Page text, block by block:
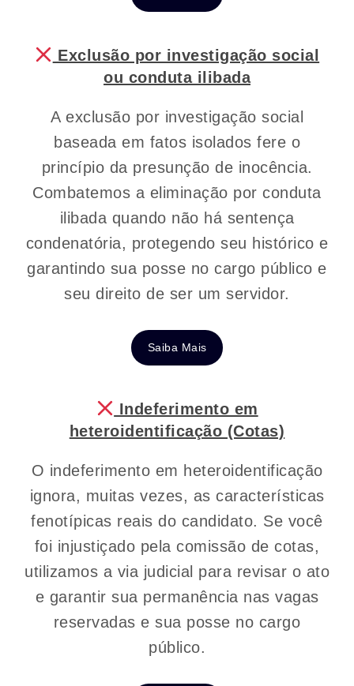
Exclusão por investigação social
ou conduta ilibada
A exclusão por investigação social
baseada em fatos isolados fere o
princípio da presunção de inocência.
Combatemos a eliminação por conduta
ilibada quando não há sentença
condenatória, protegendo seu histórico e
garantindo sua posse no cargo público e
seu direito de ser um servidor.
Saiba Mais
Indeferimento em
heteroidentificação (Cotas)
O indeferimento em heteroidentificação
ignora, muitas vezes, as características
fenotípicas reais do candidato. Se você
foi injustiçado pela comissão de cotas,
utilizamos a via judicial para revisar o ato
e garantir sua permanência nas vagas
reservadas e sua posse no cargo
público.